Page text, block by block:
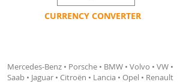
Mercedes-Benz • Porsche • BMW • Volvo • VW •
Saab • Jaguar • Citroën • Lancia • Opel • Renault
CURRENCY CONVERTER